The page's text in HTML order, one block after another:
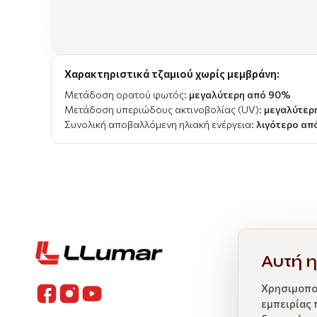
Αυτή
εμπειρίας
Χαρακτηριστικά τζαμιού χωρίς μεμβράνη:
Μετάδοση ορατού φωτός: μεγαλύτερη από 90%
Μετάδοση υπεριώδους ακτινοβολίας (UV):
Συνολική αποβαλλόμενη ηλιακή ενέργεια: λιγότερο